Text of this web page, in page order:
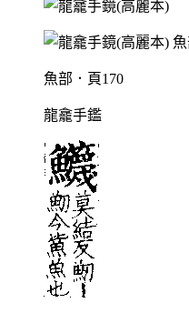
魚部．頁170
龍龕手鑑